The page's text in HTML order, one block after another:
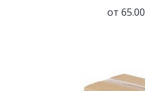
от 65.00